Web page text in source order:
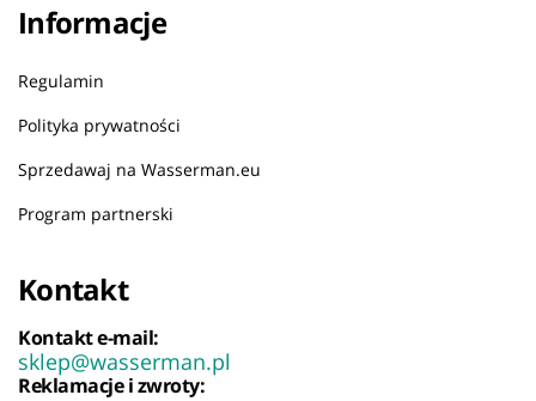
Informacje
Regulamin
Polityka prywatności
Sprzedawaj na Wasserman.eu
Program partnerski
Kontakt
Kontakt e-mail:
sklep@wasserman.pl
Reklamacje i zwroty: